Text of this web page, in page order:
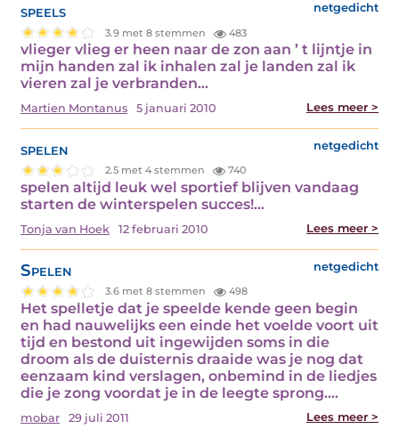
speels netgedicht
3.9 met 8 stemmen 483
vlieger vlieg er heen naar de zon aan ’ t lijntje in
mijn handen zal ik inhalen zal je landen zal ik
vieren zal je verbranden…
Martien Montanus 5 januari 2010 Lees meer >
spelen netgedicht
2.5 met 4 stemmen 740
spelen altijd leuk wel sportief blijven vandaag
starten de winterspelen succes!…
Tonja van Hoek 12 februari 2010 Lees meer >
Spelen netgedicht
3.6 met 8 stemmen 498
Het spelletje dat je speelde kende geen begin
en had nauwelijks een einde het voelde voort uit
tijd en bestond uit ingewijden soms in die
droom als de duisternis draaide was je nog dat
eenzaam kind verslagen, onbemind in de liedjes
die je zong voordat je in de leegte sprong.…
mobar 29 juli 2011 Lees meer >